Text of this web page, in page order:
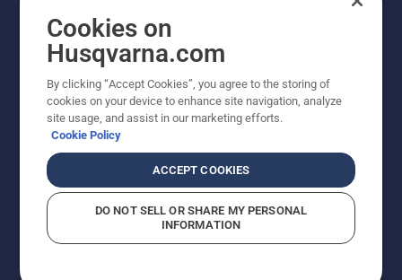
© Husqvarna AB (utgiver). Med enerett. Angitte priser
er veiledende priser. Alle oppgitte priser er veiledende
tilgjengelig for direkte kjøp.
Rapportering av mistanker om regelbruddÅpenhetsloven
Likestilling
Cookies on
Husqvarna.com
By clicking “Accept Cookies”, you agree to the storing of
cookies on your device to enhance site navigation, analyze
site usage, and assist in our marketing efforts.
Cookie Policy
ACCEPT COOKIES
DO NOT SELL OR SHARE MY PERSONAL
INFORMATION